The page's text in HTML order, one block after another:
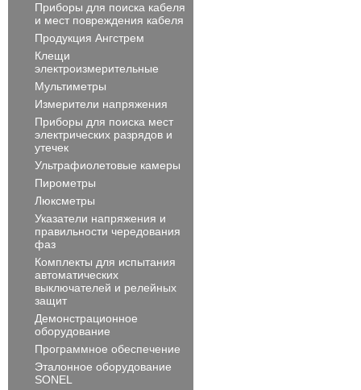
Приборы для поиска кабеля
и мест повреждения кабеля
Продукция Ангстрем
Клещи
электроизмерительные
Мультиметры
Измерители напряжения
Приборы для поиска мест
электрических разрядов и
утечек
Ультрафиолетовые камеры
Пирометры
Люксметры
Указатели напряжения и
правильности чередования
фаз
Комплекты для испытания
автоматических
выключателей и релейных
защит
Демонстрационное
оборудование
Программное обеспечение
Эталонное оборудование
SONEL